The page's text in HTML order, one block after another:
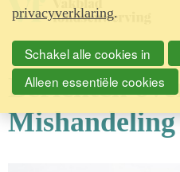
Berichten over
Mishandeling
privacyverklaring.
Schakel alle cookies in
Alleen essentiële cookies